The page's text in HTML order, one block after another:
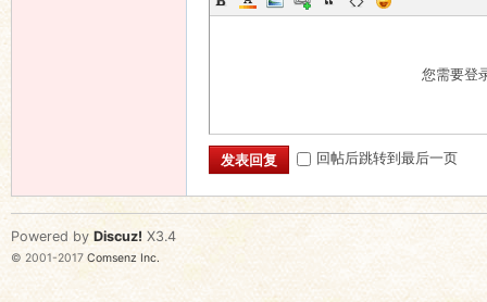
您需要登
发表回复 回帖后跳转到最后一页
Powered by Discuz! X3.4
© 2001-2017 Comsenz Inc.